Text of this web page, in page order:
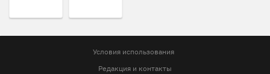
Условия использования
Редакция и контакты